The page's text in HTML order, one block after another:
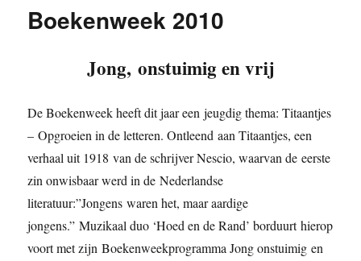
Boekenweek 2010
Jong, onstuimig en vrij
De Boekenweek heeft dit jaar een jeugdig thema: Titaantjes
– Opgroeien in de letteren. Ontleend aan Titaantjes, een
verhaal uit 1918 van de schrijver Nescio, waarvan de eerste
zin onwisbaar werd in de Nederlandse
literatuur:”Jongens waren het, maar aardige
jongens.” Muzikaal duo ‘Hoed en de Rand’ borduurt hierop
voort met zijn Boekenweekprogramma Jong onstuimig en